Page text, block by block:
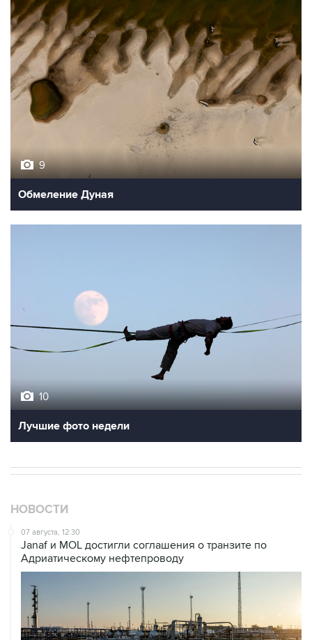
9
Обмеление Дуная
10
Лучшие фото недели
НОВОСТИ
07 августа, 12:30
Janaf и MOL достигли соглашения о транзите по
Адриатическому нефтепроводу